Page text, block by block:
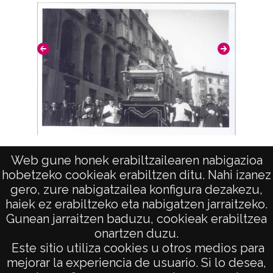
Web gune honek erabiltzailearen nabigazioa
hobetzeko cookieak erabiltzen ditu. Nahi izanez
gero, zure nabigatzailea konfigura dezakezu,
haiek ez erabiltzeko eta nabigatzen jarraitzeko.
Gunean jarraitzen baduzu, cookieak erabiltzea
onartzen duzu.
Este sitio utiliza cookies u otros medios para
mejorar la experiencia de usuario. Si lo desea,
digital: GON-CD-01-0438
GON-NP-014-105
Licencia de las imágenes
CC BY-NC-SA 4.0
Paso de la procesión de Semana Santa
AVISO LEGAL
POLÍTICA DE PRIVACIDAD